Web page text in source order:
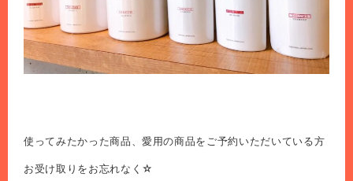
使ってみたかった商品、愛用の商品をご予約いただいている方
お受け取りをお忘れなく☆